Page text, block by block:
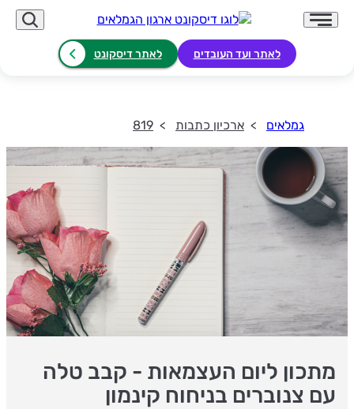
לאתר ועד העובדים לאתר דיסקונט
גמלאים ארכיון כתבות 819
מתכון ליום העצמאות - קבב טלה
עם צנוברים בניחוח קינמון